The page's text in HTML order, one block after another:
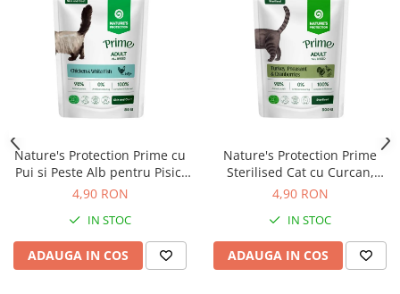
Nature's Protection Prime cu
Pui si Peste Alb pentru Pisici
85 Gr
4,90 RON
IN STOC
ADAUGA IN COS
Nature's Protection Prime
Sterilised Cat cu Curcan,
Fazan si Merisoare 85 Gr
4,90 RON
IN STOC
ADAUGA IN COS